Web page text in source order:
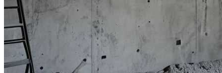
Перемены На Бумаге. Запрет 19 Е-
Добавок Де Факто Ничего Не